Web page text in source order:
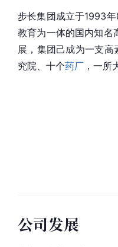
步长集团成立于1993
教育为一体的国内知名
展，集团己成为一支
究院、十个药厂 ，一所
公司发展